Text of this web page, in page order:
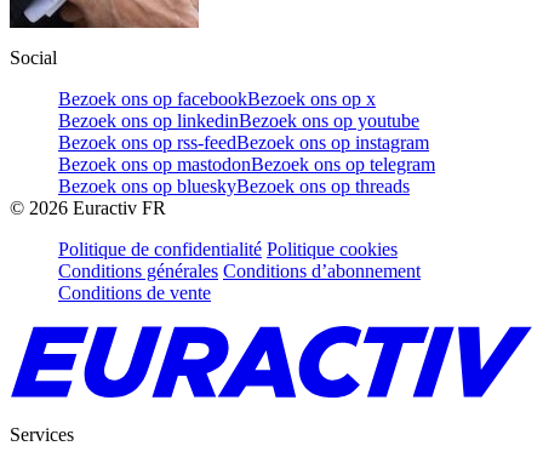
Social
Bezoek ons op facebookBezoek ons op x
Bezoek ons op linkedinBezoek ons op youtube
Bezoek ons op rss-feedBezoek ons op instagram
Bezoek ons op mastodonBezoek ons op telegram
Bezoek ons op blueskyBezoek ons op threads
© 2026 Euractiv FR
Politique de confidentialité Politique cookies
Conditions générales Conditions d’abonnement
Conditions de vente
Services